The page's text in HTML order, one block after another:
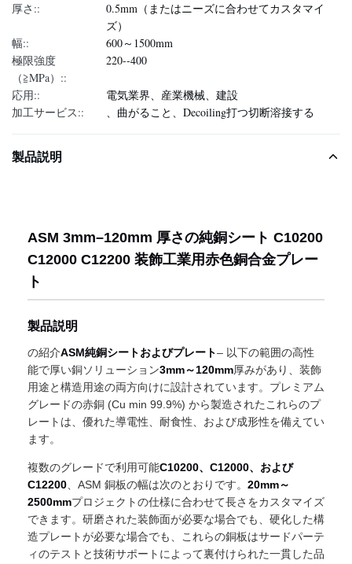
厚さ::
0.5mm（またはニーズに合わせてカスタマイ
ズ）
幅::
600～1500mm
極限強度
（≧MPa）::
220--400
応用::
電気業界、産業機械、建設
加工サービス::
、曲がること、Decoiling打つ切断溶接する
製品説明
ASM 3mm–120mm 厚さの純銅シート C10200
C12000 C12200 装飾工業用赤色銅合金プレー
ト
製品説明
の紹介ASM純銅シートおよびプレート– 以下の範囲の高性
能で厚い銅ソリューション3mm～120mm厚みがあり、装飾
用途と構造用途の両方向けに設計されています。プレミアム
グレードの赤銅 (Cu min 99.9%) から製造されたこれらのプ
レートは、優れた導電性、耐食性、および成形性を備えてい
ます。
複数のグレードで利用可能C10200、C12000、および
C12200 、ASM 銅板の幅は次のとおりです。 20mm～
2500mmプロジェクトの仕様に合わせて長さをカスタマイズ
できます。研磨された装飾面が必要な場合でも、硬化した構
造プレートが必要な場合でも、これらの銅板はサードパーテ
ィのテストと技術サポートによって裏付けられた一貫した品